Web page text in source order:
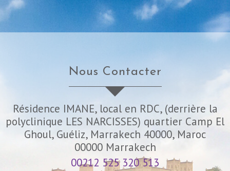
Nous Contacter
Résidence IMANE, local en RDC, (derrière la
polyclinique LES NARCISSES) quartier Camp El
Ghoul, Guéliz, Marrakech 40000, Maroc
00000 Marrakech
00212 525 320 513